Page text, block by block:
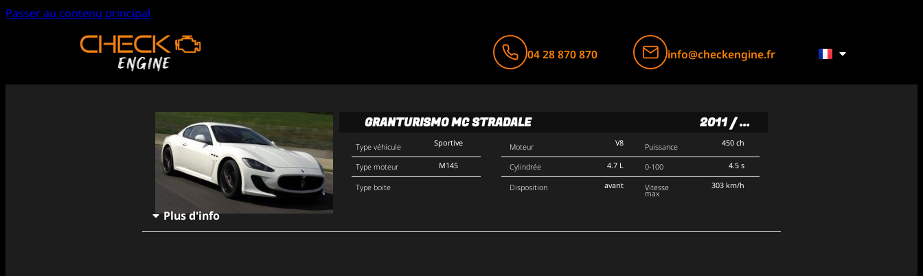
Passer au contenu principal
04 28 870 870 info@checkengine.fr
GRANTURISMO MC STRADALE 2011 / ...
Type véhicule
Type moteur
Type boite
Sportive
M145
Moteur
Cylindrée
Disposition
V8
4.7 L
avant
Puissance
0-100
Vitesse
max
450 ch
4.5 s
303 km/h
Plus d'info